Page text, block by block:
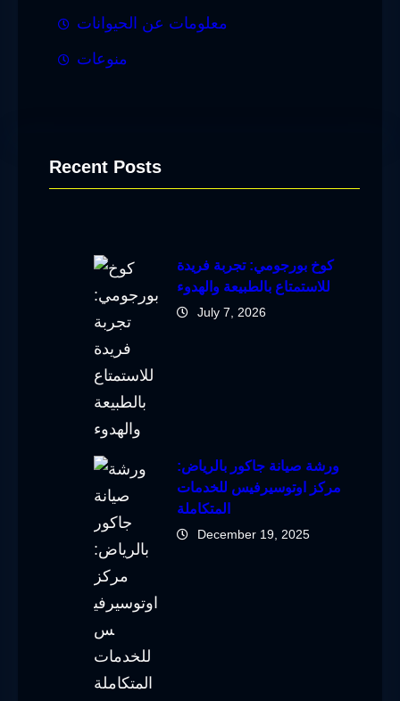
معلومات عن الحيوانات
منوعات
Recent Posts
كوخ بورجومي: تجربة فريدة
للاستمتاع بالطبيعة والهدوء
July 7, 2026
ورشة صيانة جاكور بالرياض:
مركز اوتوسيرفيس للخدمات
المتكاملة
December 19, 2025